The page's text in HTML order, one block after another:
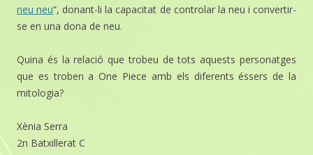
neu neu“, donant-li la capacitat de controlar la neu i convertir-
se en una dona de neu.
Quina és la relació que trobeu de tots aquests personatges
que es troben a One Piece amb els diferents éssers de la
mitologia?
Xènia Serra
2n Batxillerat C